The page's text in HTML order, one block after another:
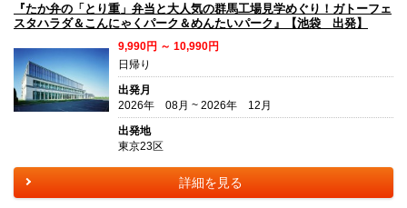
『たか弁の「とり重」弁当と大人気の群馬工場見学めぐり！ガトーフェ
スタハラダ＆こんにゃくパーク＆めんたいパーク』【池袋 出発】
9,990円 ～ 10,990円
日帰り
出発月
2026年 08月 ~ 2026年 12月
出発地
東京23区
詳細を見る